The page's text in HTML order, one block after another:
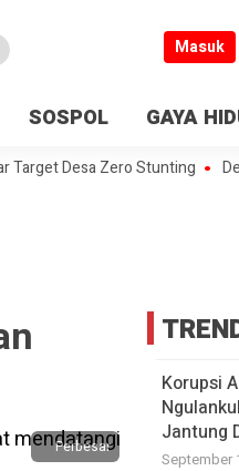
Masuk
SOSPOL GAYA
Desa Zero Stunting Desa
Perbesar
Korupsi
Jantung
September